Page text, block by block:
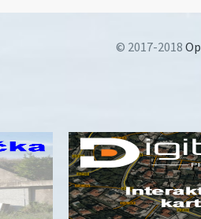
© 2017-2018